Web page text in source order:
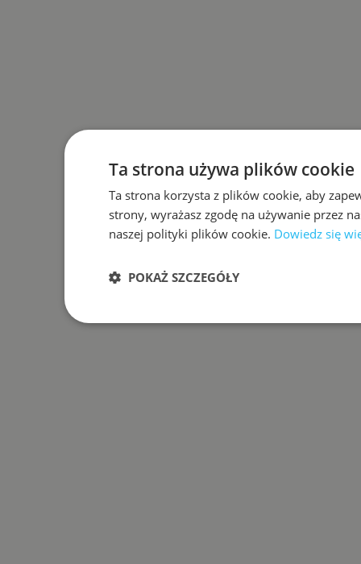
Ta strona używa plików cookie
Ta strona korzysta z plików cookie, aby
strony, wyrażasz zgodę na używanie przez
naszej polityki plików cookie. Dowiedz się
POKAŻ SZCZEGÓŁY